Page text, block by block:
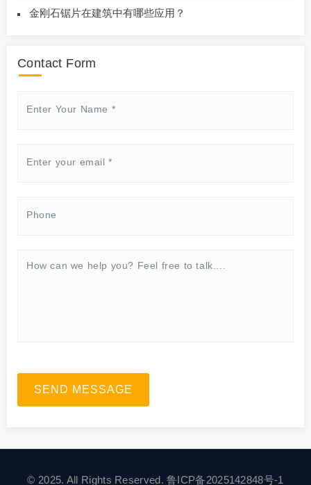
金刚石锯片在建筑中有哪些应用？
Contact Form
SEND MESSAGE
© 2025. All Rights Reserved.鲁ICP备2025142848号-1